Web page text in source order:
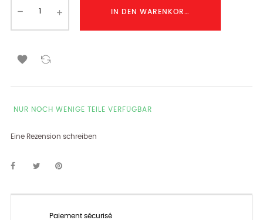
IN DEN WARENKORB LEGEN

NUR NOCH WENIGE TEILE VERFÜGBAR
Eine Rezension schreiben
Paiement sécurisé